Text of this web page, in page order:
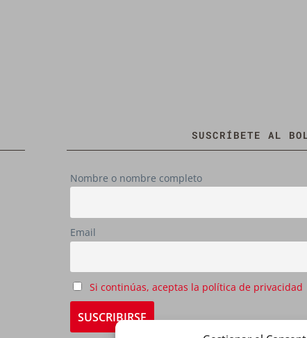
SUSCRÍBETE AL
Nombre o nombre completo
Email
Si continúas, aceptas la política de privacidad